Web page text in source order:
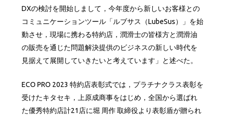
DXの検討を開始しまして，今年度から新しいお客様との
コミュニケーションツール「ルブサス（LubeSus）」を始
動させ，現場に携わる特約店，潤滑士の皆様方と潤滑油
の販売を通じた問題解決提供のビジネスの新しい時代を
見据えて展開していきたいと考えています」と述べた。
ECO PRO 2023 特約店表彰式では，プラチナクラス表彰を
受けたキタセキ，上原成商事をはじめ，全国から選ばれ
た優秀特約店計21店に堀 周作 取締役より表彰盾が贈られ